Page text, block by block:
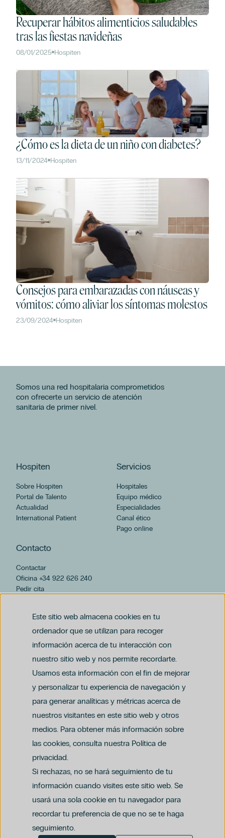
Este sitio web almacena cookies en tu
ordenador que se utilizan para recoger
información acerca de tu interacción con
nuestro sitio web y nos permite recordarte.
Usamos esta información con el fin de mejorar
y personalizar tu experiencia de navegación y
para generar analíticas y métricas acerca de
nuestros visitantes en este sitio web y otros
medios. Para obtener más información sobre
las cookies, consulta nuestra Política de
privacidad.
Si rechazas, no se hará seguimiento de tu
información cuando visites este sitio web. Se
usará una sola cookie en tu navegador para
recordar tu preferencia de que no se te haga
seguimiento.
Recuperar hábitos alimenticios saludables
tras las fiestas navideñas
08/01/2025 Hospiten
¿Cómo es la dieta de un niño con diabetes?
13/11/2024 Hospiten
Consejos para embarazadas con náuseas y
vómitos: cómo aliviar los síntomas molestos
23/09/2024 Hospiten
Somos una red hospitalaria comprometidos
con ofrecerte un servicio de atención
sanitaria de primer nivel.
Hospiten
Sobre Hospiten
Portal de Talento
Actualidad
International Patient
Servicios
Hospitales
Equipo médico
Especialidades
Canal ético
Pago online
Contacto
Contactar
Oficina +34 922 626 240
Pedir cita
Política de privacidad y protección de datos
Política del canal ético (PDF)
Política de compliance penal (PDF)